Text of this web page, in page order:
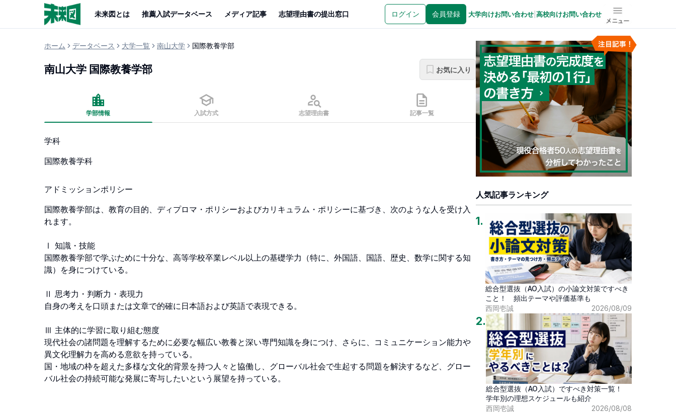
未来図とは 推薦入試データベース メディア記事 志望理由書の提出窓口 ログイン 会員登録 大学向けお問い合わせ 高校向けお問い合わせ メニュー
ホーム データベース 大学一覧 南山大学 国際教養学部
南山大学 国際教養学部 お気に入り
学部情報 入試方式 志望理由書 記事一覧
学科
国際教養学科
アドミッションポリシー
国際教養学部は、教育の目的、ディプロマ・ポリシーおよびカリキュラム・ポリシーに基づき、次のような人を受け入
れます。
Ⅰ 知識・技能
国際教養学部で学ぶために十分な、高等学校卒業レベル以上の基礎学力（特に、外国語、国語、歴史、数学に関する知
識）を身につけている。
Ⅱ 思考力・判断力・表現力
自身の考えを口頭または文章で的確に日本語および英語で表現できる。
Ⅲ 主体的に学習に取り組む態度
現代社会の諸問題を理解するために必要な幅広い教養と深い専門知識を身につけ、さらに、コミュニケーション能力や
異文化理解力を高める意欲を持っている。
国・地域の枠を超えた多様な文化的背景を持つ人々と協働し、グローバル社会で生起する問題を解決するなど、グロー
バル社会の持続可能な発展に寄与したいという展望を持っている。
人気記事ランキング
1.
総合型選抜（AO入試）の小論文対策ですべき
こと！ 頻出テーマや評価基準も
西岡壱誠
2026/08/09
2.
総合型選抜（AO入試）ですべき対策一覧！
学年別の理想スケジュールも紹介
西岡壱誠
2026/08/08